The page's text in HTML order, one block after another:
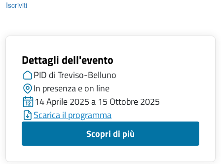
Iscriviti
Dettagli dell'evento
PID di Treviso-Belluno
In presenza e on line
14 Aprile 2025 a 15 Ottobre 2025
Scarica il programma
Scopri di più